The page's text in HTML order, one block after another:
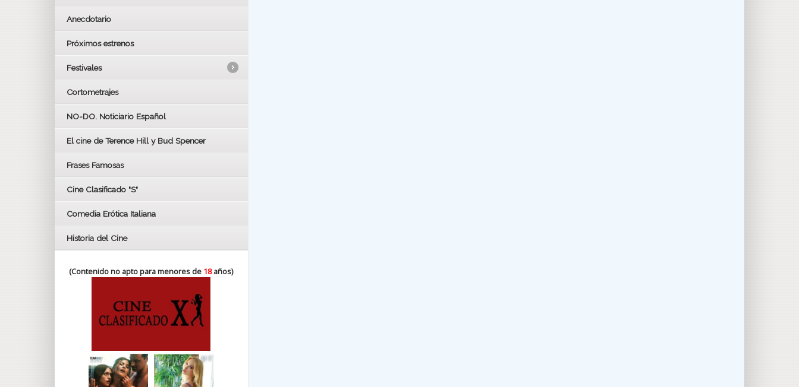
Anecdotario
Próximos estrenos
Festivales
LOS OSCARS
BAFTA
Cortometrajes
NO-DO. Noticiario Español
El cine de Terence Hill y Bud Spencer
Frases Famosas
Cine Clasificado "S"
Comedia Erótica Italiana
Historia del Cine
(Contenido no apto para menores de 18años)